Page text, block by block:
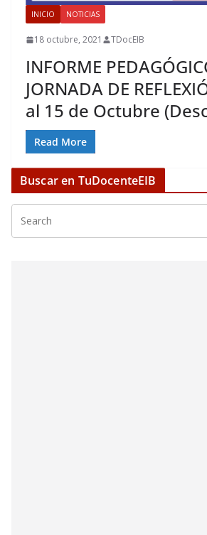
INICIO NOTICIAS
18 octubre, 2021 TDocEIB
INFORME
JORNADA DE
al 15 de Octubre
Read More
Buscar en TuDocenteEIB